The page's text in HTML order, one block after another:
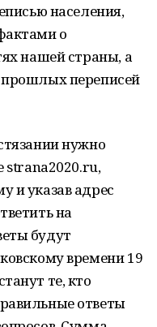
населения,
о
нашей страны, а
прошлых переписей
нужно
strana2020.ru,
и указав адрес
на
будут
времени 19
те, кто
ответы